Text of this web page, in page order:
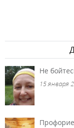
Не
15 января